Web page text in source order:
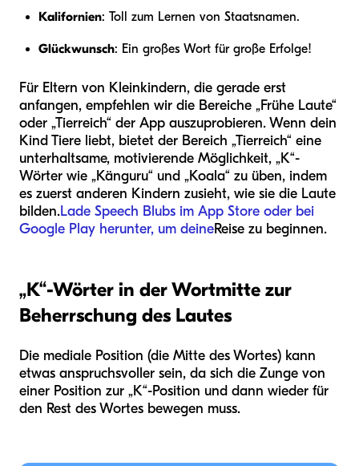
Kalifornien: Toll zum Lernen von Staatsnamen.
Glückwunsch: Ein großes Wort für große Erfolge!
Für Eltern von Kleinkindern, die gerade erst
anfangen, empfehlen wir die Bereiche „Frühe Laute“
oder „Tierreich“ der App auszuprobieren. Wenn dein
Kind Tiere liebt, bietet der Bereich „Tierreich“ eine
unterhaltsame, motivierende Möglichkeit, „K“-
Wörter wie „Känguru“ und „Koala“ zu üben, indem
es zuerst anderen Kindern zusieht, wie sie die Laute
bilden.Lade Speech Blubs im App Store oder bei
Google Play herunter, um deineReise zu beginnen.
„K“-Wörter in der Wortmitte zur
Beherrschung des Lautes
Die mediale Position (die Mitte des Wortes) kann
etwas anspruchsvoller sein, da sich die Zunge von
einer Position zur „K“-Position und dann wieder für
den Rest des Wortes bewegen muss.